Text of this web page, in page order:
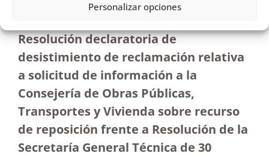
Personalizar opciones
Secretaría General Técnica| Desistimiento
Resolución declaratoria de
desistimiento de reclamación relativa
a solicitud de información a la
Consejería de Obras Públicas,
Transportes y Vivienda sobre recurso
de reposición frente a Resolución de la
Secretaría General Técnica de 30